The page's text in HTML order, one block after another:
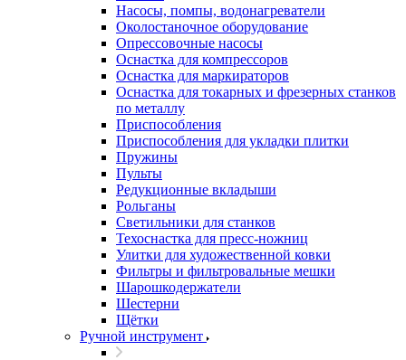
Насосы, помпы, водонагреватели
Околостаночное оборудование
Опрессовочные насосы
Оснастка для компрессоров
Оснастка для маркираторов
Оснастка для токарных и фрезерных станков
по металлу
Приспособления
Приспособления для укладки плитки
Пружины
Пульты
Редукционные вкладыши
Рольганы
Светильники для станков
Техоснастка для пресс-ножниц
Улитки для художественной ковки
Фильтры и фильтровальные мешки
Шарошкодержатели
Шестерни
Щётки
Ручной инструмент